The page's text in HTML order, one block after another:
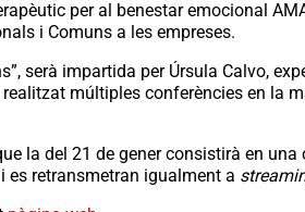
per al benestar emocional
i Comuns a les empreses.
serà impartida per Úrsula Calvo,
múltiples conferències en la
la del 21 de gener consistirà en una
es retransmetran igualment a